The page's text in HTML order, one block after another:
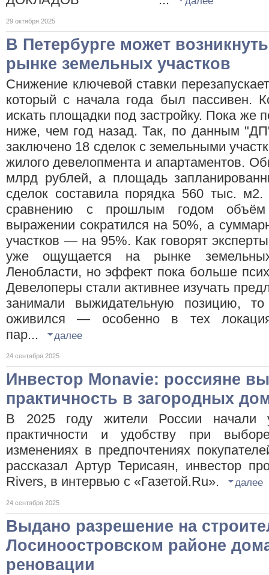
29 октября 2025
В Петербурге может
рынке земельных участков
Снижение ключевой ставки
который с начала года был пассивен.
искать площадки под застройку. Пока же
ниже, чем год назад. Так, по данным
заключено 18 сделок с земельными
жилого девелопмента и апартаментов.
млрд рублей, а площадь
сделок составила порядка 560 тыс.
сравнению с прошлым годом
выражении сократился на 50%, а
участков — на 95%. Как говорят
уже ощущается на рынке
Ленобласти, но эффект пока больше
Девелоперы стали активнее изучать
занимали выжидательную позицию,
оживился — особенно в тех
пар...
далее
24 сентября 2025
Инвестор Monavie: россияне
практичность в загородных
В 2025 году жители России начали
практичности и удобству при
изменениях в предпочтениях
рассказал Артур Терисаян, инвестор
Rivers, в интервью с «Газетой.Ru».
далее
24 сентября 2025
Выдано разрешение на
Лосиноостровском районе
реновации